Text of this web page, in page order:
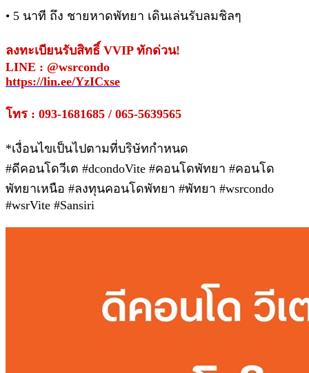
• 5 นาที ถึง ชายหาดพัทยา เดินเล่นรับลมชิลๆ
ลงทะเบียนรับสิทธิ์ VVIP ทักด่วน!
LINE : @wsrcondo
https://lin.ee/YzICxse
โทร : 093-1681685 / 065-5639565
*เงื่อนไขเป็นไปตามที่บริษัทกำหนด
#ดีคอนโดวีเต #dcondoVite #คอนโดพัทยา #คอนโด
พัทยาเหนือ #ลงทุนคอนโดพัทยา #พัทยา #wsrcondo
#wsrVite #Sansiri